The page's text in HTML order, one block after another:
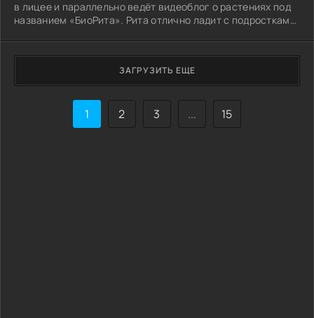
в лицее и параллельно ведёт видеоблог о растениях под
названием «БиоРита». Рита отлично ладит с подростками,
ЗАГРУЗИТЬ ЕЩЕ
1 2 3 ... 15